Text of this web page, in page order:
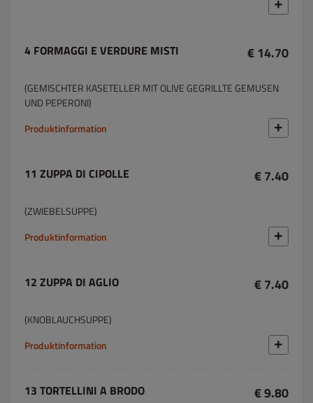
4 FORMAGGI E VERDURE MISTI € 14.70
(GEMISCHTER KASETELLER MIT OLIVE GEGRILLTE GEMUSEN
UND PEPERONI)
Produktinformation
11 ZUPPA DI CIPOLLE € 7.40
(ZWIEBELSUPPE)
Produktinformation
12 ZUPPA DI AGLIO € 7.40
(KNOBLAUCHSUPPE)
Produktinformation
13 TORTELLINI A BRODO € 9.80